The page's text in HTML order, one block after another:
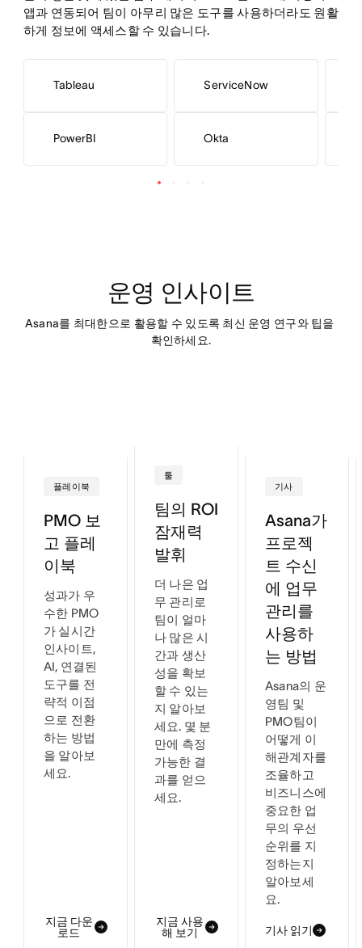
앱과 연동되어 팀이 아무리 많은 도구를 사용하더라도 원활
하게 정보에 액세스할 수 있습니다.
Tableau
PowerBI
ServiceNow
Okta
운영 인사이트
Asana를 최대한으로 활용할 수 있도록 최신 운영 연구와 팁을
확인하세요.
플레이북
PMO 보
고 플레
이북
성과가 우
수한 PMO
가 실시간
인사이트,
AI, 연결된
도구를 전
략적 이점
으로 전환
하는 방법
을 알아보
세요.
지금 다운
로드
툴
팀의 ROI
잠재력
발휘
더 나은 업
무 관리로
팀이 얼마
나 많은 시
간과 생산
성을 확보
할 수 있는
지 알아보
세요. 몇 분
만에 측정
가능한 결
과를 얻으
세요.
지금 사용
해 보기
기사
Asana가
프로젝
트 수신
에 업무
관리를
사용하
는 방법
Asana의 운
영팀 및
PMO팀이
어떻게 이
해관계자를
조율하고
비즈니스에
중요한 업
무의 우선
순위를 지
정하는지
알아보세
요.
기사 읽기